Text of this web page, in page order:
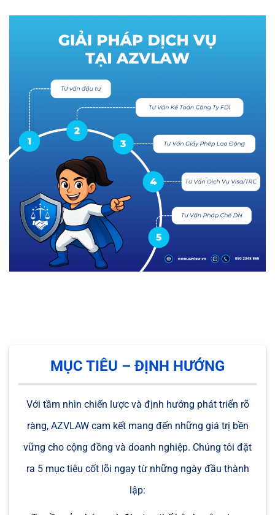
MỤC TIÊU – ĐỊNH HƯỚNG
Với tầm nhìn chiến lược và định hướng phát triển rõ
ràng, AZVLAW cam kết mang đến những giá trị bền
vững cho cộng đồng và doanh nghiệp. Chúng tôi đặt
ra 5 mục tiêu cốt lõi ngay từ những ngày đầu thành
lập: